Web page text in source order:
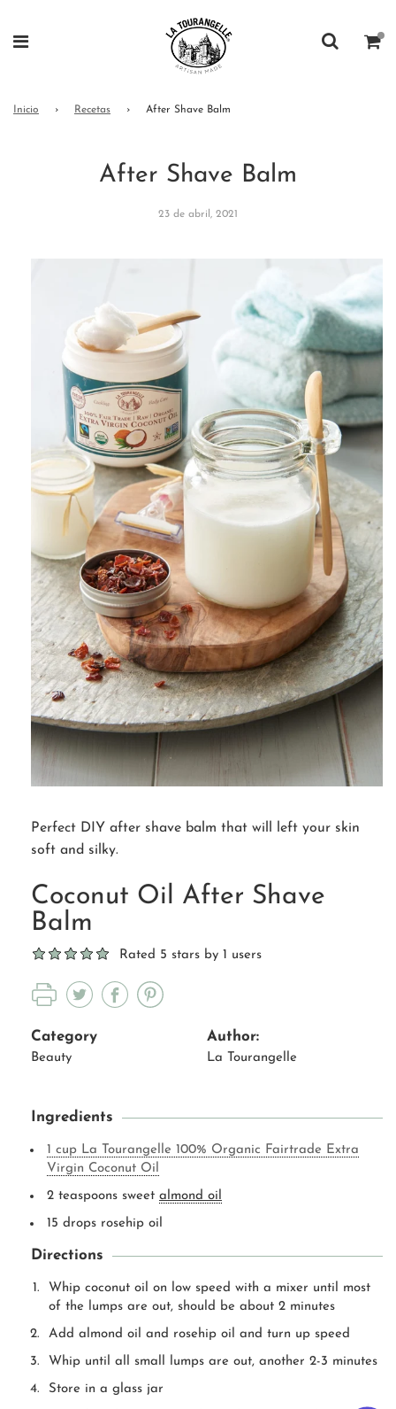
Inicio › Recetas › After Shave Balm
After Shave Balm
23 de abril, 2021
Perfect DIY after shave balm that will left your skin
soft and silky.
Coconut Oil After Shave
Balm
Rated 5 stars by 1 users
Category
Beauty
Author:
La Tourangelle
Ingredients
1 cup La Tourangelle 100% Organic Fairtrade Extra
Virgin Coconut Oil
2 teaspoons sweet almond oil
15 drops rosehip oil
Directions
Whip coconut oil on low speed with a mixer until most
of the lumps are out, should be about 2 minutes
Add almond oil and rosehip oil and turn up speed
Whip until all small lumps are out, another 2-3 minutes
Store in a glass jar